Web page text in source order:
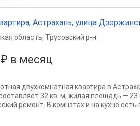
Астрахань, улица
₽ в месяц
область, Трусовский р-н
двухкомнатная квартира в
32 кв. м, жилая площадь — 23
ремонт. В комнатах и на кухне есть